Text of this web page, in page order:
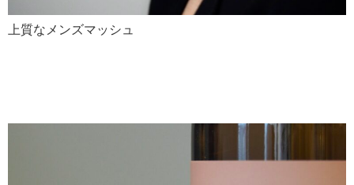
上質なメンズマッシュ